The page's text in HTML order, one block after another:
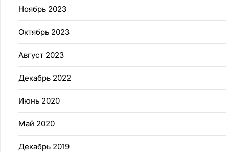
Ноябрь 2023
Октябрь 2023
Август 2023
Декабрь 2022
Июнь 2020
Май 2020
Декабрь 2019